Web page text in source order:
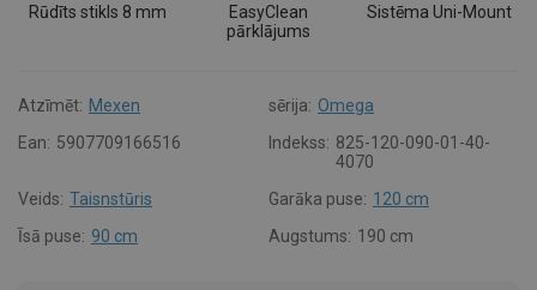
Rūdīts stikls 8 mm
EasyClean
pārklājums
Sistēma Uni-Mount
Atzīmēt: Mexen sērija: Omega
Ean: 5907709166516 Indekss: 825-120-090-01-40-
4070
Veids: Taisnstūris Garāka puse: 120 cm
Īsā puse: 90 cm Augstums: 190 cm